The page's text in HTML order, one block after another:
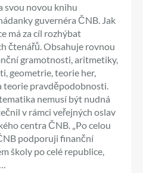
svou novou knihu
guvernéra ČNB. Jak
má za cíl rozhýbat
čtenářů. Obsahuje rovnou
gramotnosti, aritmetiky,
geometrie, teorie her,
teorie pravděpodobnosti.
nemusí být nudná
v rámci veřejných oslav
centra ČNB. „Po celou
podporuji finanční
školy po celé republice,